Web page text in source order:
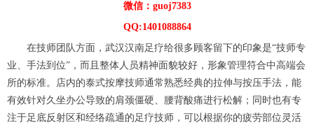
微信：guoj7383
QQ:1401088864
在技师团队方面，武汉汉南足疗给很多顾客留下的印象是“技师专
业、手法到位”，而且整体人员精神面貌较好，形象管理符合中高端会
所的标准。店内的泰式按摩技师通常熟悉经典的拉伸与按压手法，能
有效针对久坐办公导致的肩颈僵硬、腰背酸痛进行松解；同时也有专
注于足底反射区和经络疏通的足疗技师，可以根据你的疲劳部位灵活